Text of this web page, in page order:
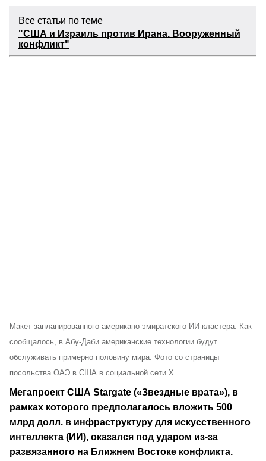
Все статьи по теме
"США и Израиль против Ирана. Вооруженный
конфликт"
Макет запланированного американо-эмиратского ИИ-кластера. Как
сообщалось, в Абу-Даби американские технологии будут
обслуживать примерно половину мира. Фото со страницы
посольства ОАЭ в США в социальной сети X
Мегапроект США Stargate («Звездные врата»), в
рамках которого предполагалось вложить 500
млрд долл. в инфраструктуру для искусственного
интеллекта (ИИ), оказался под ударом из-за
развязанного на Ближнем Востоке конфликта.